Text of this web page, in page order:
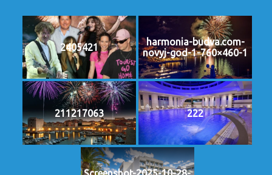
2405421
harmonia-budva.com-
novyj-god-1-760×460-1
211217063 222